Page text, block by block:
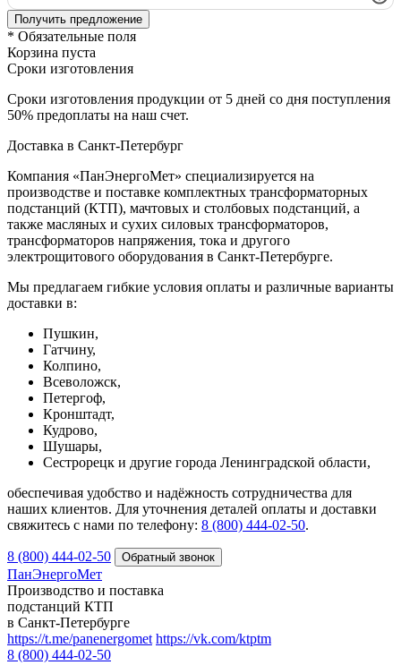
* Обязательные поля
Корзина пуста
Сроки изготовления
Сроки изготовления продукции от 5 дней со дня поступления
50% предоплаты на наш счет.
Доставка в Санкт-Петербург
Компания «ПанЭнергоМет» специализируется на
производстве и поставке комплектных трансформаторных
подстанций (КТП), мачтовых и столбовых подстанций, а
также масляных и сухих силовых трансформаторов,
трансформаторов напряжения, тока и другого
электрощитового оборудования в Санкт-Петербурге.
Мы предлагаем гибкие условия оплаты и различные варианты
доставки в:
Пушкин,
Гатчину,
Колпино,
Всеволожск,
Петергоф,
Кронштадт,
Кудрово,
Шушары,
Сестрорецк и другие города Ленинградской области,
обеспечивая удобство и надёжность сотрудничества для
наших клиентов. Для уточнения деталей оплаты и доставки
свяжитесь с нами по телефону: 8 (800) 444‑02‑50.
8 (800) 444-02-50
ПанЭнергоМет
Производство и поставка
подстанций КТП
в Санкт-Петербурге
https://t.me/panenergomet https://vk.com/ktptm
8 (800) 444-02-50